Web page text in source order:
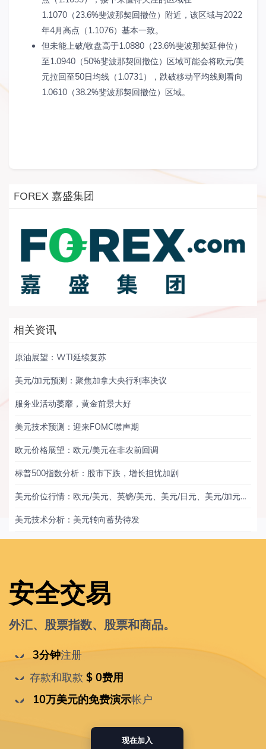
1.1070 （23.6%斐波那契回撤位）附近，该区域与2022
年4月高点（1.1076）基本一致。
但未能上破/收盘高于1.0880 （23.6%斐波那契延伸位）
至1.0940 （50%斐波那契回撤位）区域可能会将欧元/美
元拉回至50日均线（1.0731），跌破移动平均线则看向
1.0610 （38.2%斐波那契回撤位）区域。
FOREX 嘉盛集团
相关资讯
原油展望：WTI延续复苏
美元/加元预测：聚焦加拿大央行利率决议
服务业活动萎靡，黄金前景大好
美元技术预测：迎来FOMC噤声期
欧元价格展望：欧元/美元在非农前回调
标普500指数分析：股市下跌，增长担忧加剧
美元价位行情：欧元/美元、英镑/美元、美元/日元、美元/加元、黄金
美元技术分析：美元转向蓄势待发
安全交易
外汇、股票指数、股票和商品。
3分钟注册
存款和取款 $ 0费用
10万美元的免费演示帐户
现在加入